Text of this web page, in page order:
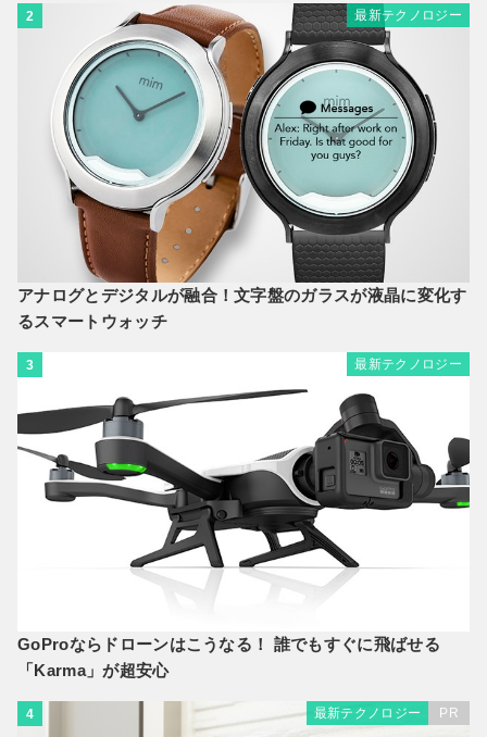
2 最新テクノロジー
アナログとデジタルが融合！文字盤のガラスが液晶に変化す
るスマートウォッチ
3 最新テクノロジー
GoProならドローンはこうなる！ 誰でもすぐに飛ばせる
「Karma」が超安心
4 最新テクノロジー PR